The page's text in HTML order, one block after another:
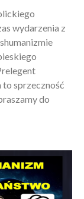
wydarzenia z
to sprzeczność
do